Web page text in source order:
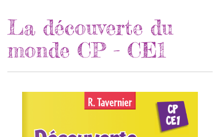
La découverte du
monde CP - CE1